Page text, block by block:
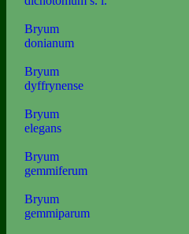
Bryum
donianum
Bryum
dyffrynense
Bryum
elegans
Bryum
gemmiferum
Bryum
gemmiparum